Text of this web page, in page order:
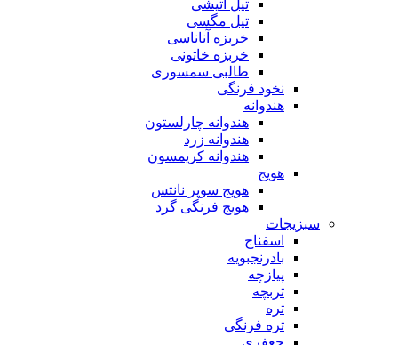
تیل آتیشی
تیل مگسی
خربزه آناناسی
خربزه خاتونی
طالبی سمسوری
نخود فرنگی
هندوانه
هندوانه چارلستون
هندوانه زرد
هندوانه کریمسون
هویج
هویج سوپر نانتس
هویج فرنگی گرد
سبزیجات
اسفناج
بادرنجبویه
پیازچه
تربچه
تره
تره فرنگی